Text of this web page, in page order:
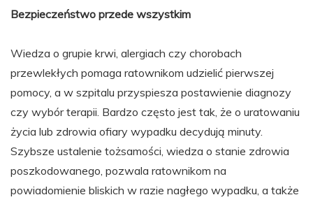
Bezpieczeństwo przede wszystkim
Wiedza o grupie krwi, alergiach czy chorobach
przewlekłych pomaga ratownikom udzielić pierwszej
pomocy, a w szpitalu przyspiesza postawienie diagnozy
czy wybór terapii. Bardzo często jest tak, że o uratowaniu
życia lub zdrowia ofiary wypadku decydują minuty.
Szybsze ustalenie tożsamości, wiedza o stanie zdrowia
poszkodowanego, pozwala ratownikom na
powiadomienie bliskich w razie nagłego wypadku, a także